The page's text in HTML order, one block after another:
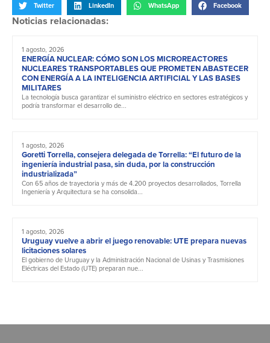
Twitter LinkedIn WhatsApp Facebook
Noticias relacionadas:
1 agosto, 2026
ENERGÍA NUCLEAR: CÓMO SON LOS MICROREACTORES
NUCLEARES TRANSPORTABLES QUE PROMETEN ABASTECER
CON ENERGÍA A LA INTELIGENCIA ARTIFICIAL Y LAS BASES
MILITARES
La tecnología busca garantizar el suministro eléctrico en sectores estratégicos y
podría transformar el desarrollo de...
1 agosto, 2026
Goretti Torrella, consejera delegada de Torrella: “El futuro de la
ingeniería industrial pasa, sin duda, por la construcción
industrializada”
Con 65 años de trayectoria y más de 4.200 proyectos desarrollados, Torrella
Ingeniería y Arquitectura se ha consolida...
1 agosto, 2026
Uruguay vuelve a abrir el juego renovable: UTE prepara nuevas
licitaciones solares
El gobierno de Uruguay y la Administración Nacional de Usinas y Trasmisiones
Eléctricas del Estado (UTE) preparan nue...